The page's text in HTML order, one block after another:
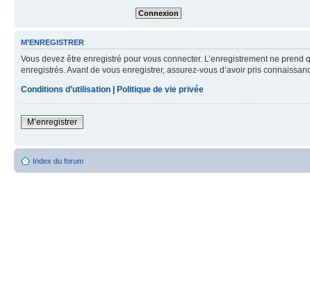
M’ENREGISTRER
Vous devez être enregistré pour vous connecter. L’enregistrement ne
enregistrés. Avant de vous enregistrer, assurez-vous d’avoir pris
Conditions d’utilisation | Politique de vie privée
M’enregistrer
Index du forum